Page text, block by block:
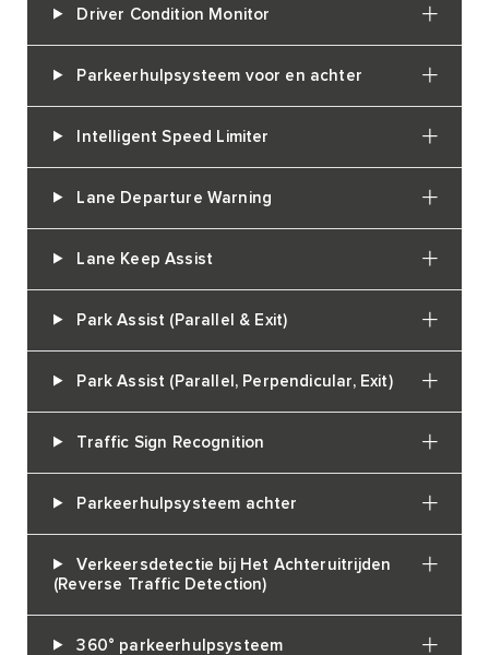
Driver Condition Monitor
Parkeerhulpsysteem voor en achter
Intelligent Speed Limiter
Lane Departure Warning
Lane Keep Assist
Park Assist (Parallel & Exit)
Park Assist (Parallel, Perpendicular, Exit)
Traffic Sign Recognition
Parkeerhulpsysteem achter
Verkeersdetectie bij Het Achteruitrijden
(Reverse Traffic Detection)
360° parkeerhulpsysteem